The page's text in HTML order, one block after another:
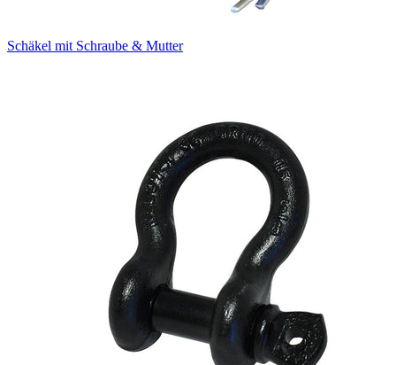
Schäkel mit Schraube & Mutter